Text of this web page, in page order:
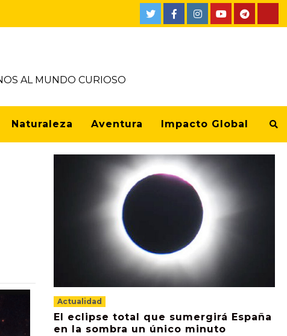
AL MUNDO CURIOSO
Naturaleza Aventura Impacto Global
Actualidad
El eclipse total que sumergirá España
en la sombra un único minuto